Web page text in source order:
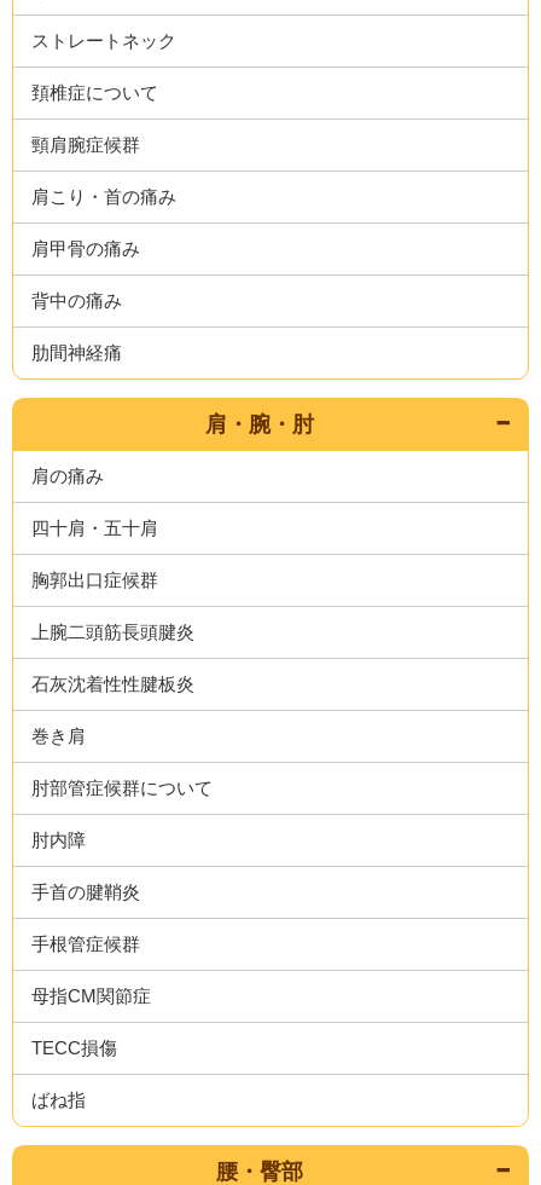
ストレートネック
頚椎症について
頸肩腕症候群
肩こり・首の痛み
肩甲骨の痛み
背中の痛み
肋間神経痛
肩・腕・肘
肩の痛み
四十肩・五十肩
胸郭出口症候群
上腕二頭筋長頭腱炎
石灰沈着性性腱板炎
巻き肩
肘部管症候群について
肘内障
手首の腱鞘炎
手根管症候群
母指CM関節症
TECC損傷
ばね指
腰・臀部